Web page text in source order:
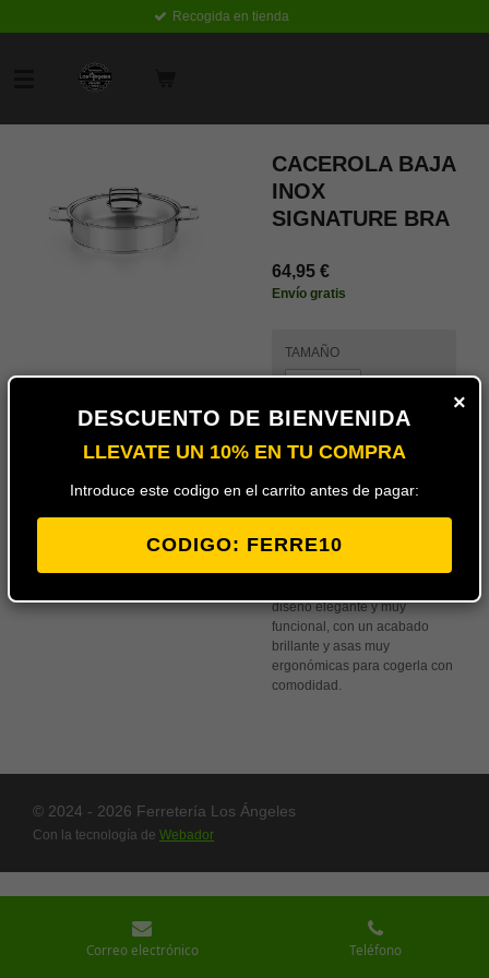
Recogida en tienda
CACEROLA BAJA
INOX
SIGNATURE BRA
64,95 €
Envío gratis
TAMAÑO
al
diseño elegante y muy
funcional, con un acabado
brillante y asas muy
ergonómicas para cogerla con
comodidad.
© 2024 - 2026 Ferretería Los Ángeles
Con la tecnología de Webador
Correo electrónico Teléfono
×
DESCUENTO DE BIENVENIDA
LLEVATE UN 10% EN TU COMPRA
Introduce este codigo en el carrito antes de pagar:
CODIGO: FERRE10